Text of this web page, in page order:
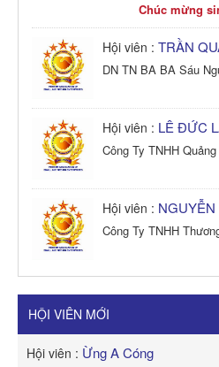
Chúc mừng
Hội viên : TRẦN
DN TN BA BA Sáu
Hội viên : LÊ ĐỨC
Công Ty TNHH
Hội viên :
Công Ty TNHH
Công Ty TNHH Dịch
HỘI VIÊN MỚI
Hội viên : Ừng A Cóng